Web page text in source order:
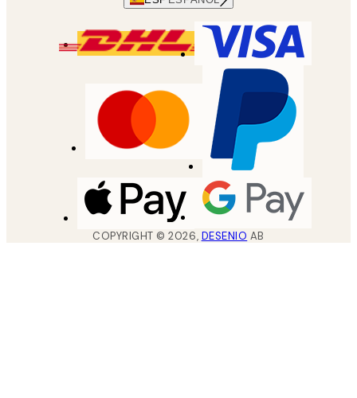
COPYRIGHT ©2026, DESENIO AB